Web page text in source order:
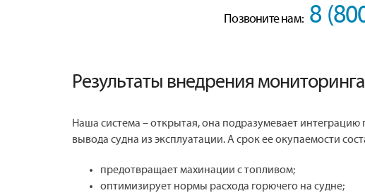
Позвоните нам: 8
Результаты внедрения
Наша система – открытая, она подразумевает
вывода судна из эксплуатации. А срок ее окупаемости
предотвращает махинации с топливом;
оптимизирует нормы расхода горючего на судне;